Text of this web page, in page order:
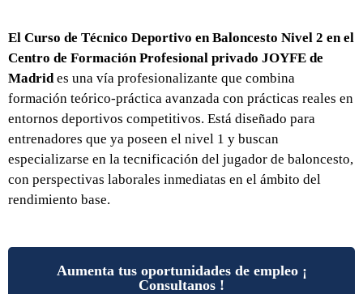
El Curso de Técnico Deportivo en Baloncesto Nivel 2 en el
Centro de Formación Profesional privado JOYFE de
Madrides una vía profesionalizante que combina
formación teórico-práctica avanzada con prácticas reales en
entornos deportivos competitivos. Está diseñado para
entrenadores que ya poseen el nivel 1 y buscan
especializarse en la tecnificación del jugador de baloncesto,
con perspectivas laborales inmediatas en el ámbito del
rendimiento base.
Aumenta tus oportunidades de empleo ¡
Consultanos !